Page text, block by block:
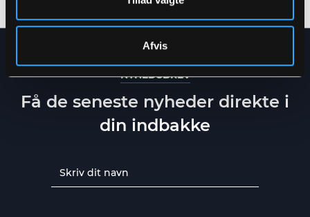
Afvis
NYHEDSBREV
Få de seneste nyheder direkte i
din indbakke